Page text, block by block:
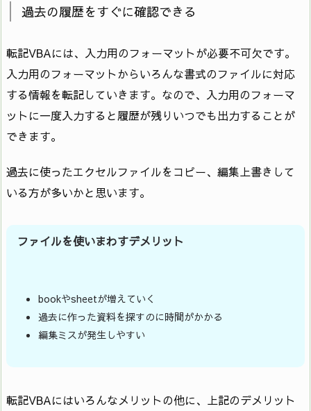
過去の履歴をすぐに確認できる
転記VBAには、入力用のフォーマットが必要不可欠です。
入力用のフォーマットからいろんな書式のファイルに対応
する情報を転記していきます。なので、入力用のフォーマ
ットに一度入力すると履歴が残りいつでも出力することが
できます。
過去に使ったエクセルファイルをコピー、編集上書きして
いる方が多いかと思います。
ファイルを使いまわすデメリット
bookやsheetが増えていく
過去に作った資料を探すのに時間がかかる
編集ミスが発生しやすい
転記VBAにはいろんなメリットの他に、上記のデメリット